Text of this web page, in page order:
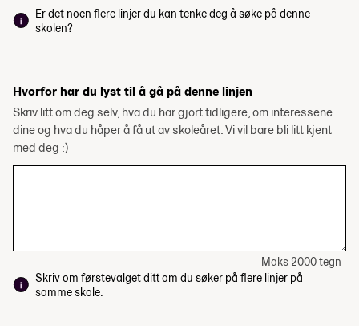
Er det noen flere linjer du kan tenke deg å søke på denne
skolen?
Hvorfor har du lyst til å gå på denne linjen
Skriv litt om deg selv, hva du har gjort tidligere, om interessene
dine og hva du håper å få ut av skoleåret. Vi vil bare bli litt kjent
med deg :)
Maks 2000 tegn
Skriv om førstevalget ditt om du søker på flere linjer på
samme skole.